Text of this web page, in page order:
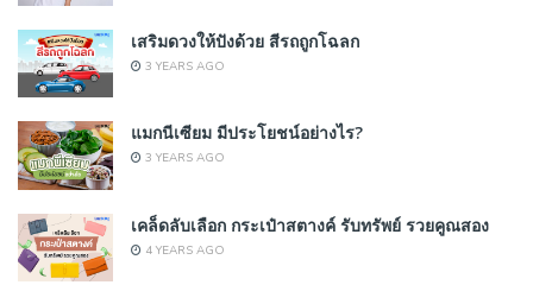
เสริมดวงให้ปังด้วย สีรถถูกโฉลก
3 YEARS AGO
แมกนีเซียม มีประโยชน์อย่างไร?
3 YEARS AGO
เคล็ดลับเลือก กระเป๋าสตางค์ รับทรัพย์ รวยคูณสอง
4 YEARS AGO